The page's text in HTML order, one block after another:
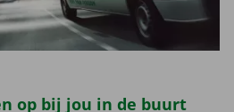
op bij jou in de buurt